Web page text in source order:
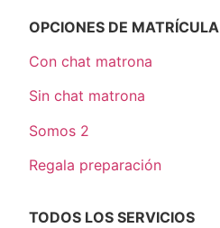
OPCIONES DE MATRÍCULA
Con chat matrona
Sin chat matrona
Somos 2
Regala preparación
TODOS LOS SERVICIOS